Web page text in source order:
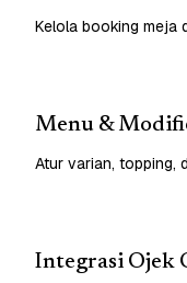
Kelola booking meja
Menu &
Atur varian, topping,
Integrasi Ojek